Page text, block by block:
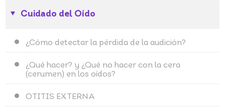
Cuidado del Oído
¿Cómo detectar la pérdida de la audición?
¿Qué hacer? y ¿Qué no hacer con la cera
(cerumen) en los oídos?
OTITIS EXTERNA